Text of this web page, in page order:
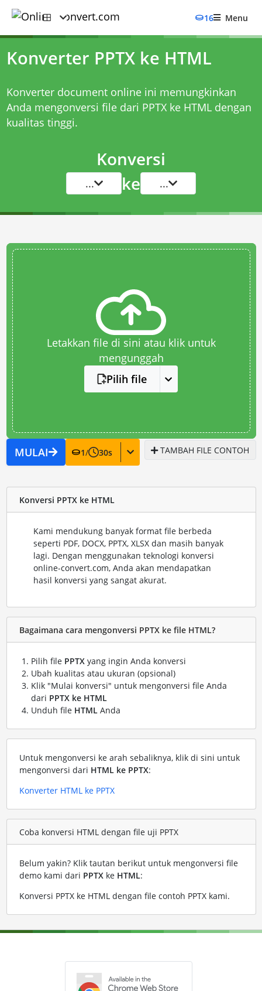
16 Menu
Konverter PPTX ke HTML
Konverter document online ini memungkinkan
Anda mengonversi file dari PPTX ke HTML dengan
kualitas tinggi.
Konversi
... ke ...
Letakkan file di sini atau klik untuk
mengunggah
Pilih file
MULAI 1/ 30s TAMBAH FILE CONTOH
Konversi PPTX ke HTML
Kami mendukung banyak format file berbeda
seperti PDF, DOCX, PPTX, XLSX dan masih banyak
lagi. Dengan menggunakan teknologi konversi
online-convert.com, Anda akan mendapatkan
hasil konversi yang sangat akurat.
Bagaimana cara mengonversi PPTX ke file HTML?
Pilih file PPTXyang ingin Anda konversi
Ubah kualitas atau ukuran (opsional)
Klik "Mulai konversi" untuk mengonversi file Anda
dari PPTX ke HTML
Unduh file HTMLAnda
Untuk mengonversi ke arah sebaliknya, klik di sini untuk
mengonversi dari HTML ke PPTX:
Konverter HTML ke PPTX
Coba konversi HTML dengan file uji PPTX
Belum yakin? Klik tautan berikut untuk mengonversi file
demo kami dari PPTXke HTML:
Konversi PPTX ke HTML dengan file contoh PPTX kami.